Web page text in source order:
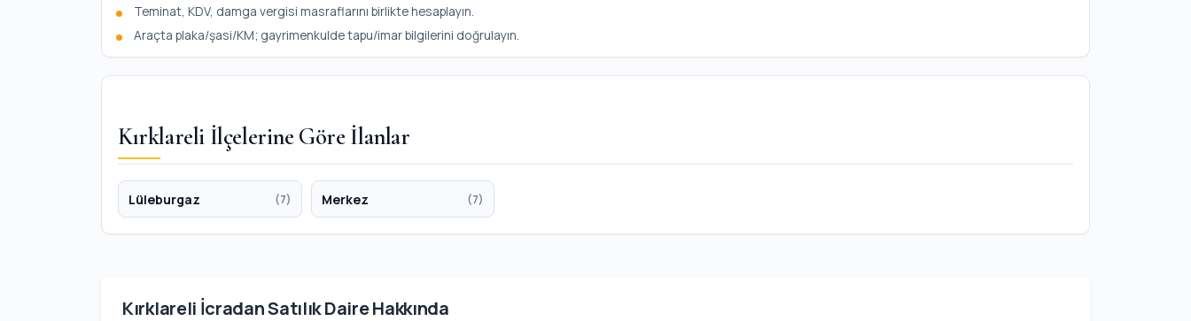
Teminat, KDV, damga vergisi masraflarını birlikte hesaplayın.
Araçta plaka/şasi/KM; gayrimenkulde tapu/imar bilgilerini doğrulayın.
Kırklareli İlçelerine Göre İlanlar
Lüleburgaz (7) Merkez (7)
Kırklareli İcradan Satılık Daire Hakkında